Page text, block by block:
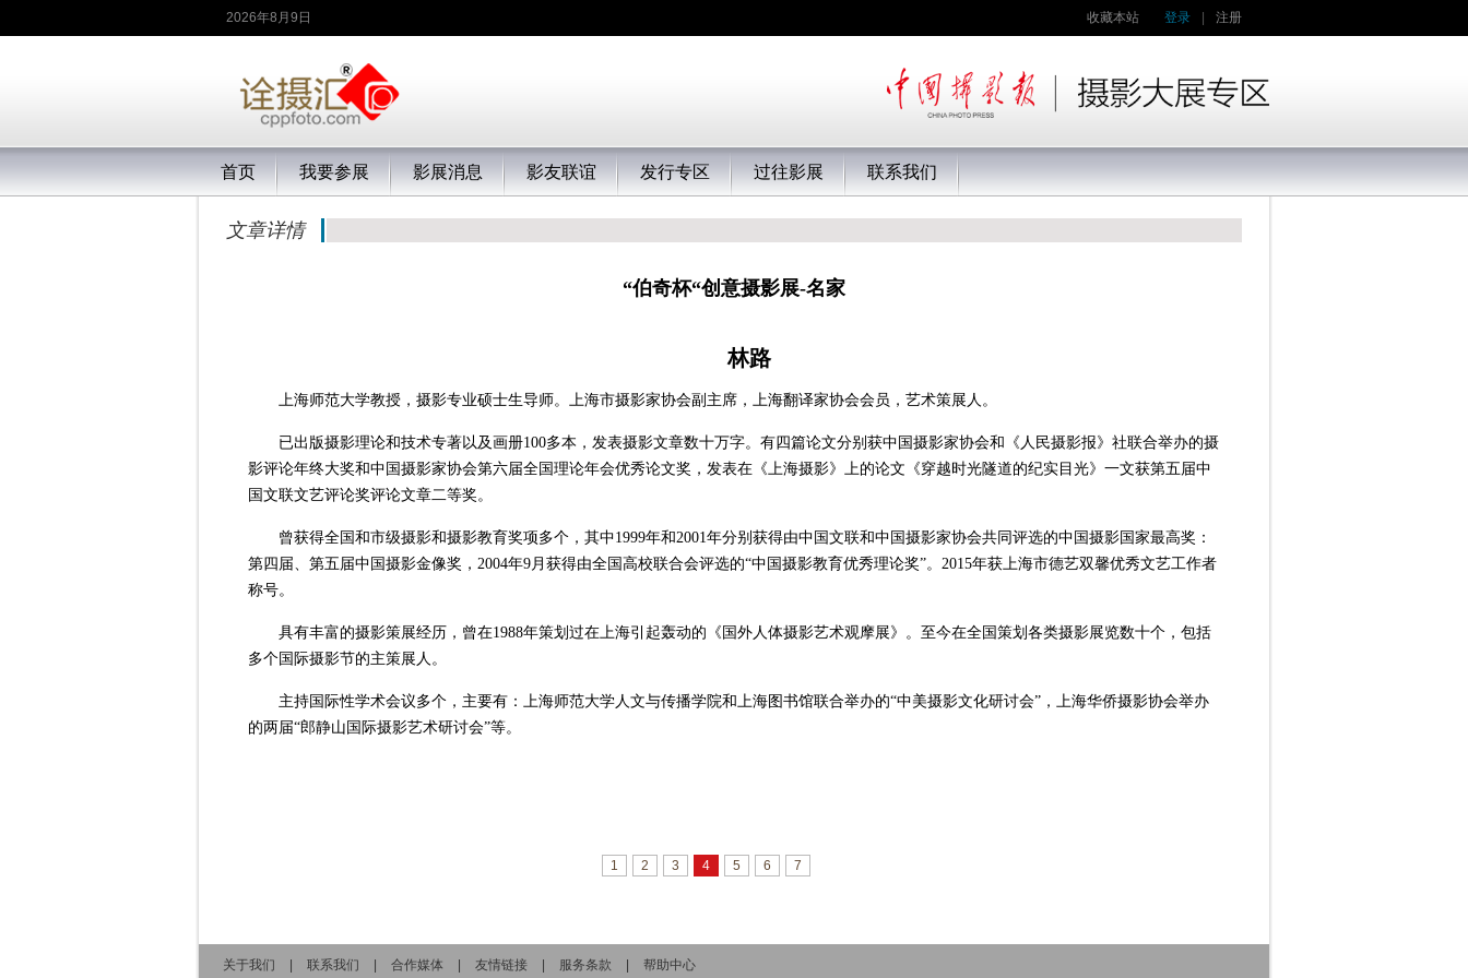
2026年8月9日 收藏本站 登录 注册
首页 我要参展 影展消息 影友联谊 发行专区 过往影展 联系我们
文章详情
“伯奇杯“创意摄影展-名家
林路
上海师范大学教授，摄影专业硕士生导师。上海市摄影家协会副主席，上海翻译家协会会员，艺术策展人。
已出版摄影理论和技术专著以及画册100多本，发表摄影文章数十万字。有四篇论文分别获中国摄影家协会和《人民摄影报》社联合举办的摄
影评论年终大奖和中国摄影家协会第六届全国理论年会优秀论文奖，发表在《上海摄影》上的论文《穿越时光隧道的纪实目光》一文获第五届中
国文联文艺评论奖评论文章二等奖。
曾获得全国和市级摄影和摄影教育奖项多个，其中1999年和2001年分别获得由中国文联和中国摄影家协会共同评选的中国摄影国家最高奖：
第四届、第五届中国摄影金像奖，2004年9月获得由全国高校联合会评选的“中国摄影教育优秀理论奖”。2015年获上海市德艺双馨优秀文艺工作者
称号。
具有丰富的摄影策展经历，曾在1988年策划过在上海引起轰动的《国外人体摄影艺术观摩展》。至今在全国策划各类摄影展览数十个，包括
多个国际摄影节的主策展人。
主持国际性学术会议多个，主要有：上海师范大学人文与传播学院和上海图书馆联合举办的“中美摄影文化研讨会”，上海华侨摄影协会举办
的两届“郎静山国际摄影艺术研讨会”等。
1 2 3 4 5 6 7
关于我们 联系我们 合作媒体 友情链接 服务条款 帮助中心